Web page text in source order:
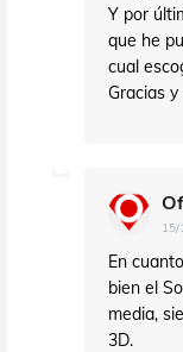
Y por
que he
cual
Gracias
15/
En
bien el
media,
3D.